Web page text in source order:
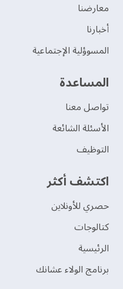
‫معارضنا‬
‫أخبارنا‬
المسوؤلية الإجتماعية
‫المساعدة‬
تواصل معنا
الأسئلة الشائعة
التوظيف
اكتشف أكثر
حصري للأونلاين
‫كتالوجات‬
الرئيسية
برنامج الولاء عشانك